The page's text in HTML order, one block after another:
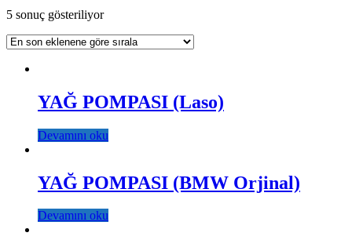
5 sonuç gösteriliyor
YAĞ POMPASI (Laso)
Devamını oku
YAĞ POMPASI (BMW Orjinal)
Devamını oku